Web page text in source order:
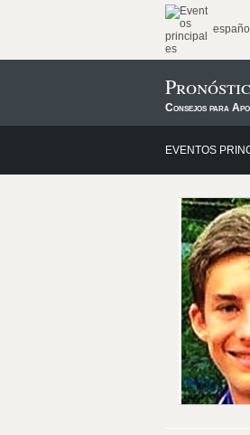
español
Consejos para
EVENTOS